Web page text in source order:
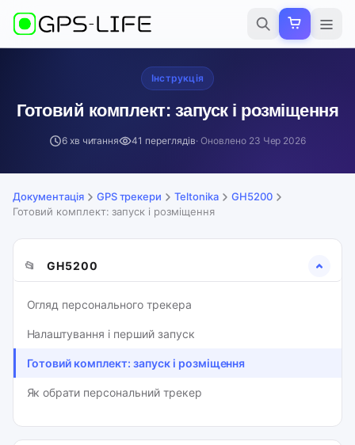
Інструкція
Готовий комплект: запуск і розміщення
6 хв читання 41 переглядів· Оновлено 23 Чер 2026
Документація GPS трекери Teltonika
GH5200
Готовий комплект: запуск і розміщення
📂 GH5200
Огляд персонального трекера
Налаштування і перший запуск
Готовий комплект: запуск і розміщення
Як обрати персональний трекер